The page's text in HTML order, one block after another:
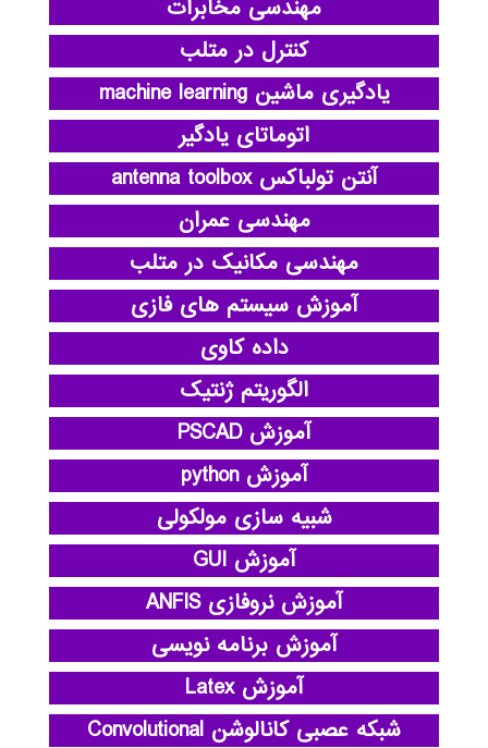
مهندسی مخابرات
کنترل در متلب
یادگیری ماشین machine learning
اتوماتای یادگیر
آنتن تولباکس antenna toolbox
مهندسی عمران
مهندسی مکانیک در متلب
آموزش سیستم های فازی
داده کاوی
الگوریتم ژنتیک
آموزش PSCAD
آموزش python
شبیه سازی مولکولی
آموزش GUI
آموزش نروفازی ANFIS
آموزش برنامه نویسی
آموزش Latex
شبکه عصبی کانالوشن Convolutional